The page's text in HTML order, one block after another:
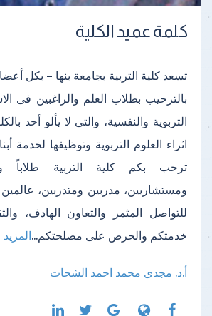
كلمة عميد الكلية
تسعد كلية التربية بجامعة بنها – بكل
بالترحيب بطلاب العلم والراغبين فى
التربوية والنفسية، والتى لا يألو أحد
اثراء العلوم التربوية وتوظيفها لخدمة
ترحب بكم كلية التربية طلاباً
ومستشاريين، مدربين ومتدربين، عالمين
للتواصل المثمر والتعاون الهادف،
خدمتكم والحرص على مصلحتكم...المزيد
أ.د. مجدى محمد احمد الشحات